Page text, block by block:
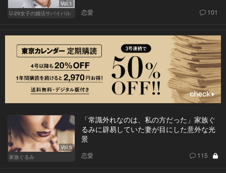
Vol.1
U-29女子の婚活サバイバル
恋愛 101
Vol.5
家族ぐるみ
「常識外れなのは、私の方だった」家族ぐ
るみに辟易していた妻が目にした意外な光
景
恋愛 115